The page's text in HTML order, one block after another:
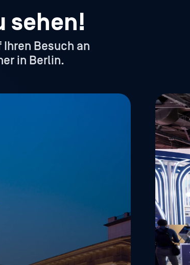
sehen!
Ihren Besuch an
in Berlin.